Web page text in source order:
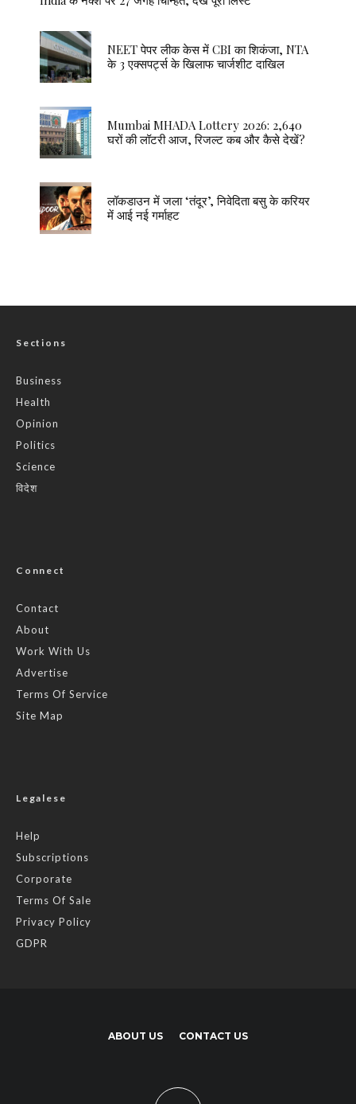
NEET पेपर लीक केस में CBI का शिकंजा, NTA
के 3 एक्सपर्ट्स के खिलाफ चार्जशीट दाखिल
Mumbai MHADA Lottery 2026: 2,640
घरों की लॉटरी आज, रिजल्ट कब और कैसे देखें?
लॉकडाउन में जला ‘तंदूर’, निवेदिता बसु के करियर
में आई नई गर्माहट
Sections
Business
Health
Opinion
Politics
Science
विदेश
Connect
Contact
About
Work With Us
Advertise
Terms Of Service
Site Map
Legalese
Help
Subscriptions
Corporate
Terms Of Sale
Privacy Policy
GDPR
ABOUT US CONTACT US